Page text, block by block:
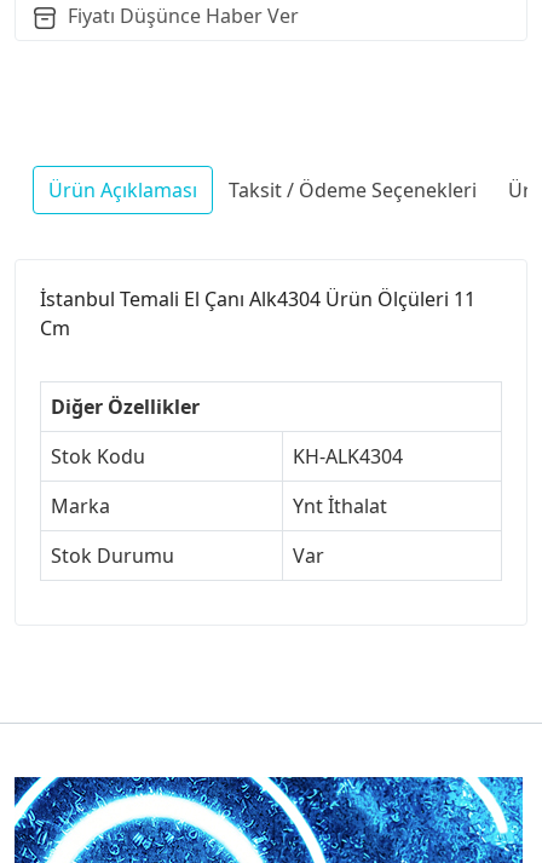
Fiyatı Düşünce Haber Ver
Ürün Açıklaması Taksit / Ödeme Seçenekleri
İstanbul Temali El Çanı Alk4304 Ürün Ölçüleri 11
Cm
Diğer Özellikler
Stok Kodu
KH-ALK4304
Marka
Ynt İthalat
Stok Durumu
Var